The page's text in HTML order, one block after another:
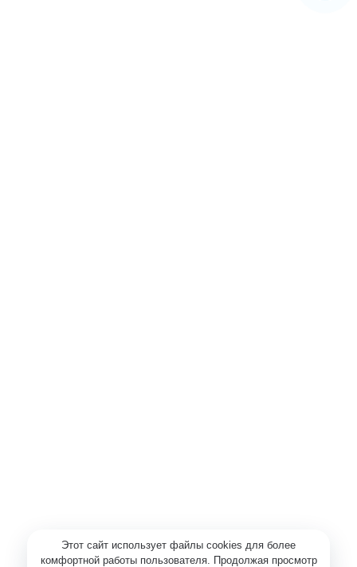
Этот сайт использует файлы cookies для более
комфортной работы пользователя. Продолжая просмотр